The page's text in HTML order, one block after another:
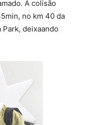
A colisão
no km 40 da
deixaando